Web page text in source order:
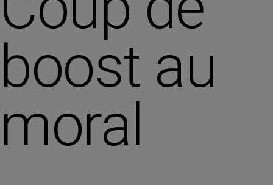
boost au
moral